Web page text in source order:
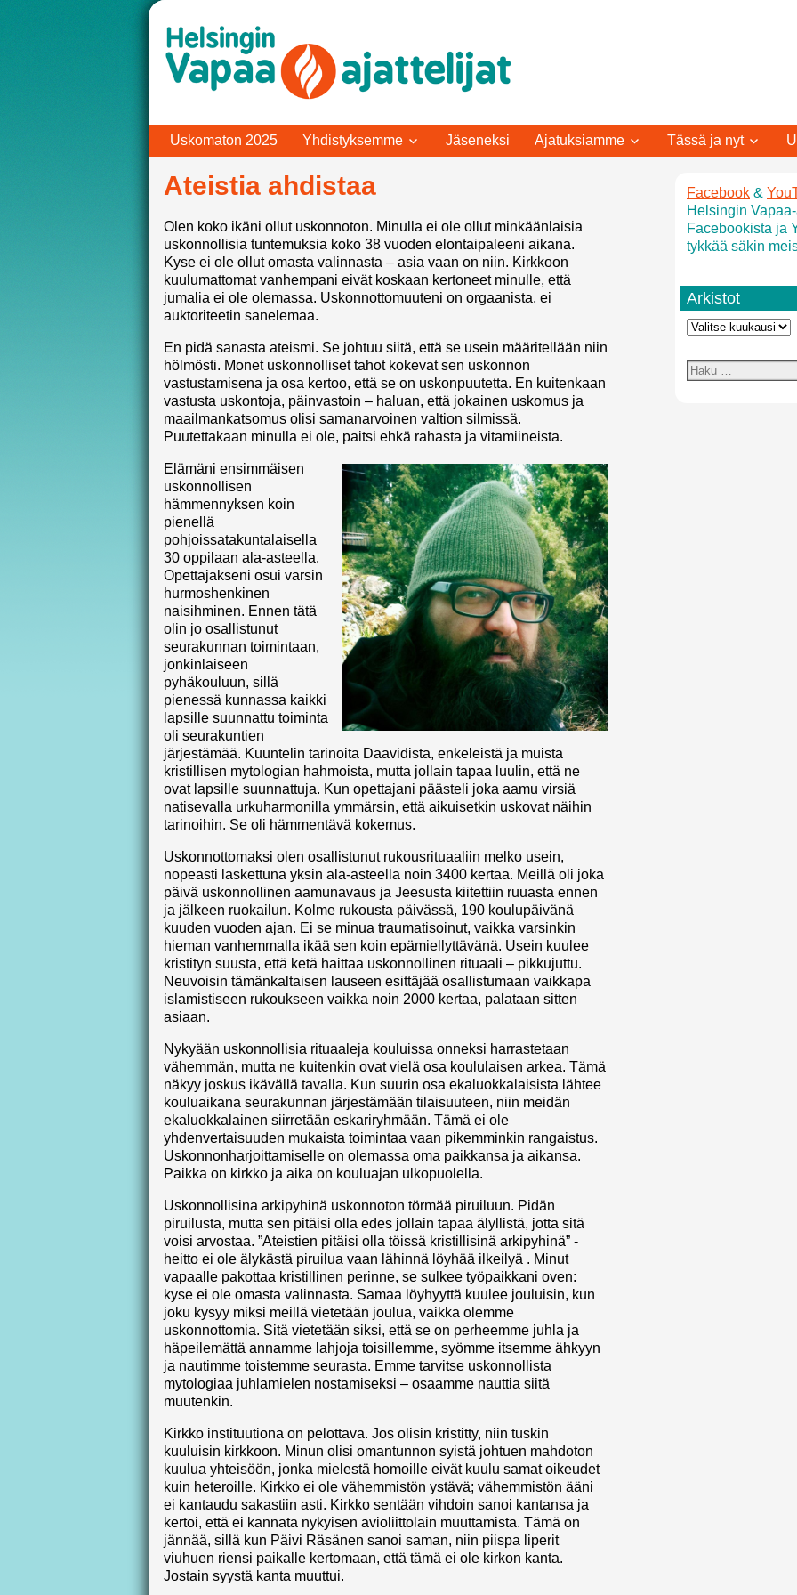
Uskomaton 2025 Yhdistyksemme Jäseneksi Ajatuksiamme Tässä ja nyt
Ateistia ahdistaa
Olen koko ikäni ollut uskonnoton. Minulla ei ole ollut minkäänlaisia
uskonnollisia tuntemuksia koko 38 vuoden elontaipaleeni aikana.
Kyse ei ole ollut omasta valinnasta – asia vaan on niin. Kirkkoon
kuulumattomat vanhempani eivät koskaan kertoneet minulle, että
jumalia ei ole olemassa. Uskonnottomuuteni on orgaanista, ei
auktoriteetin sanelemaa.
En pidä sanasta ateismi. Se johtuu siitä, että se usein määritellään niin
hölmösti. Monet uskonnolliset tahot kokevat sen uskonnon
vastustamisena ja osa kertoo, että se on uskonpuutetta. En kuitenkaan
vastusta uskontoja, päinvastoin – haluan, että jokainen uskomus ja
maailmankatsomus olisi samanarvoinen valtion silmissä.
Puutettakaan minulla ei ole, paitsi ehkä rahasta ja vitamiineista.
Elämäni ensimmäisen
uskonnollisen
hämmennyksen koin
pienellä
pohjoissatakuntalaisella
30 oppilaan ala-asteella.
Opettajakseni osui varsin
hurmoshenkinen
naisihminen. Ennen tätä
olin jo osallistunut
seurakunnan toimintaan,
jonkinlaiseen
pyhäkouluun, sillä
pienessä kunnassa kaikki
lapsille suunnattu toiminta
oli seurakuntien
järjestämää. Kuuntelin tarinoita Daavidista, enkeleistä ja muista
kristillisen mytologian hahmoista, mutta jollain tapaa luulin, että ne
ovat lapsille suunnattuja. Kun opettajani päästeli joka aamu virsiä
natisevalla urkuharmonilla ymmärsin, että aikuisetkin uskovat näihin
tarinoihin. Se oli hämmentävä kokemus.
Uskonnottomaksi olen osallistunut rukousrituaaliin melko usein,
nopeasti laskettuna yksin ala-asteella noin 3400 kertaa. Meillä oli joka
päivä uskonnollinen aamunavaus ja Jeesusta kiitettiin ruuasta ennen
ja jälkeen ruokailun. Kolme rukousta päivässä, 190 koulupäivänä
kuuden vuoden ajan. Ei se minua traumatisoinut, vaikka varsinkin
hieman vanhemmalla ikää sen koin epämiellyttävänä. Usein kuulee
kristityn suusta, että ketä haittaa uskonnollinen rituaali – pikkujuttu.
Neuvoisin tämänkaltaisen lauseen esittäjää osallistumaan vaikkapa
islamistiseen rukoukseen vaikka noin 2000 kertaa, palataan sitten
asiaan.
Nykyään uskonnollisia rituaaleja kouluissa onneksi harrastetaan
vähemmän, mutta ne kuitenkin ovat vielä osa koululaisen arkea. Tämä
näkyy joskus ikävällä tavalla. Kun suurin osa ekaluokkalaisista lähtee
kouluaikana seurakunnan järjestämään tilaisuuteen, niin meidän
ekaluokkalainen siirretään eskariryhmään. Tämä ei ole
yhdenvertaisuuden mukaista toimintaa vaan pikemminkin rangaistus.
Uskonnonharjoittamiselle on olemassa oma paikkansa ja aikansa.
Paikka on kirkko ja aika on kouluajan ulkopuolella.
Uskonnollisina arkipyhinä uskonnoton törmää piruiluun. Pidän
piruilusta, mutta sen pitäisi olla edes jollain tapaa älyllistä, jotta sitä
voisi arvostaa. ”Ateistien pitäisi olla töissä kristillisinä arkipyhinä” -
heitto ei ole älykästä piruilua vaan lähinnä löyhää ilkeilyä . Minut
vapaalle pakottaa kristillinen perinne, se sulkee työpaikkani oven:
kyse ei ole omasta valinnasta. Samaa löyhyyttä kuulee jouluisin, kun
joku kysyy miksi meillä vietetään joulua, vaikka olemme
uskonnottomia. Sitä vietetään siksi, että se on perheemme juhla ja
häpeilemättä annamme lahjoja toisillemme, syömme itsemme ähkyyn
ja nautimme toistemme seurasta. Emme tarvitse uskonnollista
mytologiaa juhlamielen nostamiseksi – osaamme nauttia siitä
muutenkin.
Kirkko instituutiona on pelottava. Jos olisin kristitty, niin tuskin
kuuluisin kirkkoon. Minun olisi omantunnon syistä johtuen mahdoton
kuulua yhteisöön, jonka mielestä homoille eivät kuulu samat oikeudet
kuin heteroille. Kirkko ei ole vähemmistön ystävä; vähemmistön ääni
ei kantaudu sakastiin asti. Kirkko sentään vihdoin sanoi kantansa ja
kertoi, että ei kannata nykyisen avioliittolain muuttamista. Tämä on
jännää, sillä kun Päivi Räsänen sanoi saman, niin piispa liperit
viuhuen riensi paikalle kertomaan, että tämä ei ole kirkon kanta.
Jostain syystä kanta muuttui.
Facebook &
Helsingin
Facebookista ja
tykkää säkin
Arkistot